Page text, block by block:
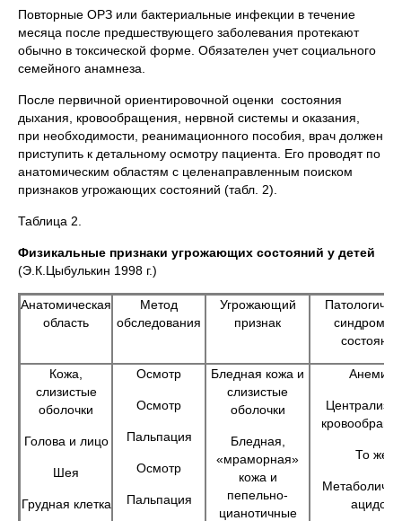
Повторные ОРЗ или бактериальные инфекции в течение
месяца после предшествующего заболевания протекают
обычно в токсической форме. Обязателен учет социального
семейного анамнеза.
После первичной ориентировочной оценки состояния
дыхания, кровообращения, нервной системы и оказания,
при необходимости, реанимационного пособия, врач должен
приступить к детальному осмотру пациента. Его проводят по
анатомическим областям с целенаправленным поиском
признаков угрожающих состояний (табл. 2).
Таблица 2.
Физикальные признаки угрожающих состояний у детей
(Э.К.Цыбулькин 1998 г.)
Анатомическая
область
Метод
обследования
Угрожающий
признак
синдром
состояние
Кожа,
слизистые
оболочки
Голова и лицо
Шея
Грудная клетка
Осмотр
Осмотр
Пальпация
Осмотр
Пальпация
Бледная кожа и
слизистые
оболочки
Бледная,
«мраморная»
кожа и
пепельно-
цианотичные
Анемия
То же
ацидоз